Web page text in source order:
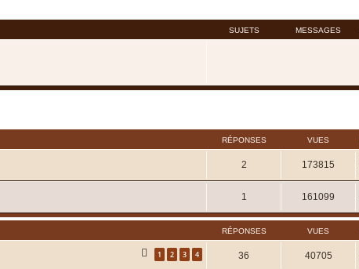
SUJETS MESSAGES
RÉPONSES VUES
2 173815
1 161099
RÉPONSES VUES
1 2 3 4 36 40705